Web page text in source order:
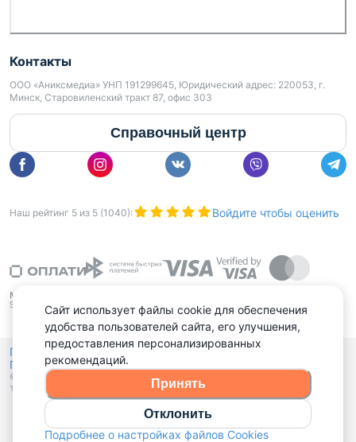
Контакты
ООО «Аниксмедиа» УНП 191299645, Юридический адрес: 220053, г.
Минск, Старовиленский тракт 87, офис 303
Справочный центр
Наш рейтинг 5 из 5 (1040): Войдите чтобы оценить
Политика конфиденциальности,
Политика обработки файлов куки
© 2015 - 2026, Domovita.by. Копирование материалов допускается
только при наличии активной ссылки.
Сайт использует файлы cookie для обеспечения
удобства пользователей сайта, его улучшения,
предоставления персонализированных
рекомендаций.
Принять
Отклонить
Подробнее о настройках файлов Cookies